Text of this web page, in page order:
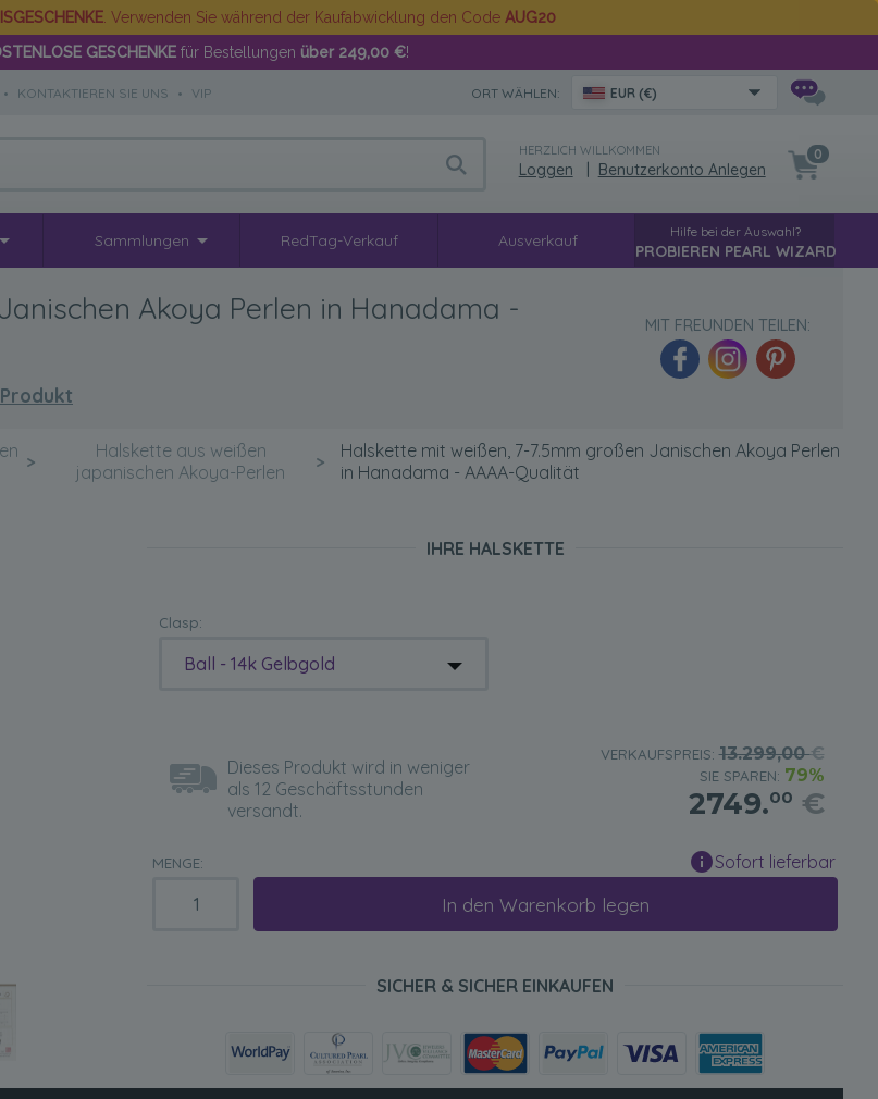
. Verwenden Sie während der Kaufabwicklung den Code AUG20
GESCHENKEfür Bestellungen über 249,00 €!
• KONTAKTIEREN SIE UNS • VIP ORT WÄHLEN: EUR (€)
HERZLICH WILLKOMMEN
Loggen Benutzerkonto Anlegen
0
Sammlungen RedTag-Verkauf Ausverkauf Hilfe bei der Auswahl?
PROBIEREN PEARL WIZARD
Akoya Perlen in Hanadama -
MIT FREUNDEN TEILEN:
>
Halskette aus weißen
japanischen Akoya-Perlen
>
Halskette mit weißen, 7-7.5mm großen Janischen Akoya Perlen
in Hanadama - AAAA-Qualität
IHRE HALSKETTE
Clasp:
Ball - 14k Gelbgold
Dieses Produkt wird in weniger
als 12 Geschäftsstunden
versandt.
VERKAUFSPREIS:13.299,00€
SIE SPAREN: 79%
2749.00 €
MENGE: Sofort lieferbar
In den Warenkorb legen
SICHER & SICHER EINKAUFEN